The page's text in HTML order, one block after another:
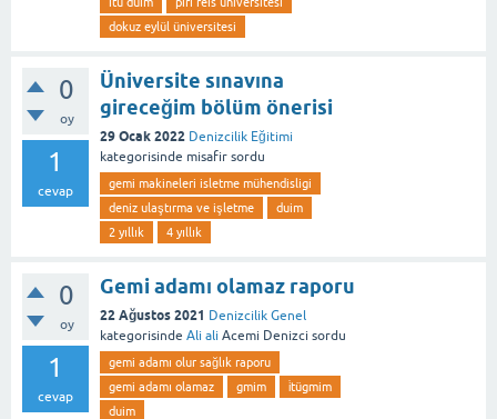
dokuz eylül üniversitesi
0
oy
1
cevap
Üniversite sınavına
gireceğim bölüm önerisi
29 Ocak 2022 Denizcilik Eğitimi
kategorisinde misafir sordu
gemi makineleri isletme mühendisligi
deniz ulaştırma ve işletme
duim
2 yıllık
4 yıllık
0
oy
1
cevap
Gemi adamı olamaz raporu
22 Ağustos 2021 Denizcilik Genel
kategorisinde Ali ali Acemi Denizci sordu
gemi adamı olur sağlık raporu
gemi adamı olamaz
gmim
i̇tügmim
duim